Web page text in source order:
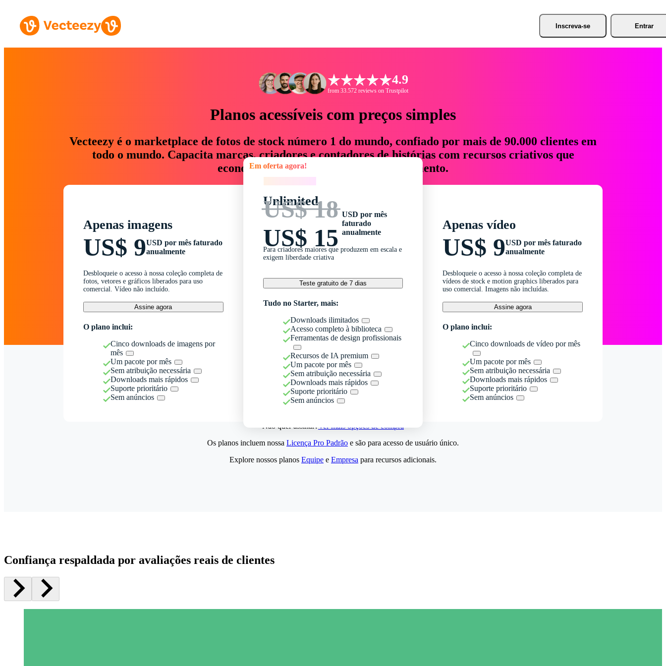
Inscreva-se Entrar
4.9
from 33.572 reviews on Trustpilot
Planos acessíveis com preços simples
Vecteezy é o marketplace de fotos de stock número 1 do mundo, confiado por mais de 90.000 clientes em
todo o mundo. Capacita marcas, criadores e contadores de histórias com recursos criativos que
economizam até 76% em tempo e orçamento.
Apenas imagens
US$ 9USD por mês faturado
anualmente
Desbloqueie o acesso à nossa coleção completa de
fotos, vetores e gráficos liberados para uso
comercial. Vídeo não incluído.
Assine agora
O plano inclui:
Cinco downloads de imagens por
mês
Um pacote por mês
Sem atribuição necessária
Downloads mais rápidos
Suporte prioritário
Sem anúncios
Em oferta agora!
Unlimited
US$ 18
US$ 15
USD por mês
faturado
anualmente
Para criadores maiores que produzem em escala e
exigem liberdade criativa
Teste gratuito de 7 dias
Tudo no Starter, mais:
Downloads ilimitados
Acesso completo à biblioteca
Ferramentas de design profissionais
Recursos de IA premium
Um pacote por mês
Sem atribuição necessária
Downloads mais rápidos
Suporte prioritário
Sem anúncios
Apenas vídeo
US$ 9USD por mês faturado
anualmente
Desbloqueie o acesso à nossa coleção completa de
vídeos de stock e motion graphics liberados para
uso comercial. Imagens não incluídas.
Assine agora
O plano inclui:
Cinco downloads de vídeo por mês
Um pacote por mês
Sem atribuição necessária
Downloads mais rápidos
Suporte prioritário
Sem anúncios
Não quer assinar?Ver mais opções de compra
Os planos incluem nossa Licença Pro Padrão e são para acesso de usuário único.
Explore nossos planos Equipe e Empresa para recursos adicionais.
Confiança respaldada por avaliações reais de clientes